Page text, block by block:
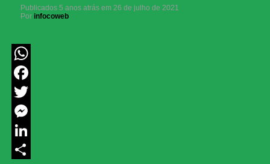
Publicados 5 anos atrás em 26 de julho de 2021
Por infocoweb
WhatsApp
Facebook
Twitter
Messenger
LinkedIn